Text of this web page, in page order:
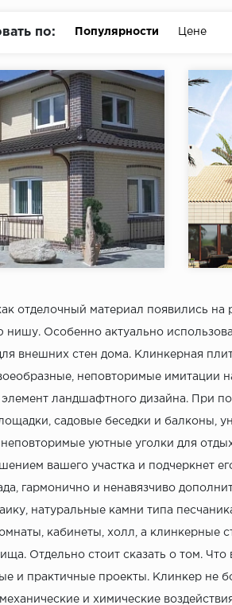
по: Популярности Цене
Brick INCOLOR
Incolor Бренд:
отделочный материал появились
нишу. Особенно актуально
внешних стен дома. Клинкерная
неповторимые имитации
ландшафтного дизайна. При
садовые беседки и балконы,
неповторимые уютные уголки для
вашего участка и подчеркнет
гармонично и ненавязчиво
натуральные камни типа
кабинеты, холл, а клинкерные
Отдельно стоит сказать о том.
и практичные проекты. Клинкер не
и химические